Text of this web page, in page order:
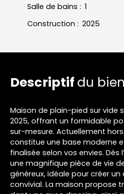
Salle de bains : 1
Construction : 2025
Descriptif du bien
Maison de plain-pied sur vide
2025, offrant un formidable
sur-mesure. Actuellement hors
constitue une base moderne
finalisée selon vos envies. Dès
une magnifique pièce de vie
généreux, idéale pour créer
convivial. La maison propose